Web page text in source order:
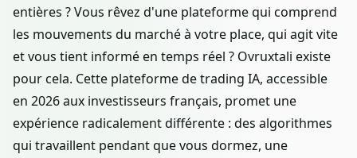
entières ? Vous rêvez d'une plateforme qui comprend
les mouvements du marché à votre place, qui agit vite
et vous tient informé en temps réel ? Ovruxtali existe
pour cela. Cette plateforme de trading IA, accessible
en 2026 aux investisseurs français, promet une
expérience radicalement différente : des algorithmes
qui travaillent pendant que vous dormez, une